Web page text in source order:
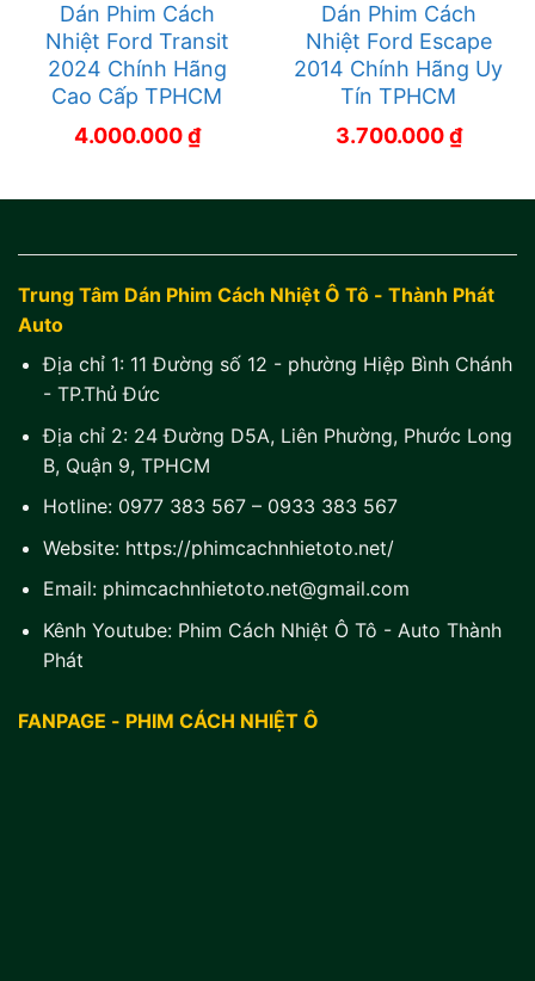
Dán Phim Cách
Nhiệt Ford Transit
2024 Chính Hãng
Cao Cấp TPHCM
4.000.000₫
Dán Phim Cách
Nhiệt Ford Escape
2014 Chính Hãng Uy
Tín TPHCM
3.700.000₫
Trung Tâm Dán Phim Cách Nhiệt Ô Tô - Thành Phát
Auto
Địa chỉ 1: 11 Đường số 12 - phường Hiệp Bình Chánh
- TP.Thủ Đức
Địa chỉ 2: 24 Đường D5A, Liên Phường, Phước Long
B, Quận 9, TPHCM
Hotline: 0977 383 567– 0933 383 567
Website: https://phimcachnhietoto.net/
Email: phimcachnhietoto.net@gmail.com
Kênh Youtube: Phim Cách Nhiệt Ô Tô - Auto Thành
Phát
FANPAGE - PHIM CÁCH NHIỆT Ô